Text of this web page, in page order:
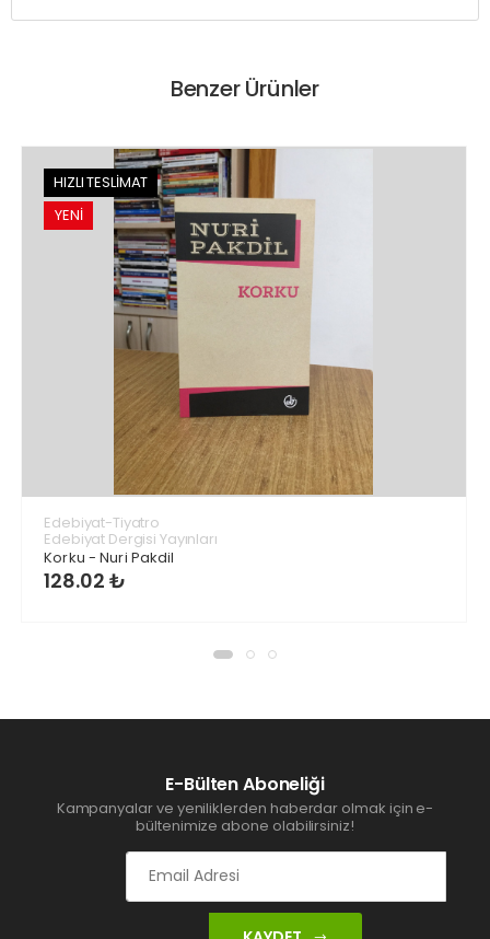
Benzer Ürünler
HIZLI TESLİMAT
YENİ
Edebiyat-Tiyatro
Edebiyat Dergisi Yayınları
Korku - Nuri Pakdil
128.02 ₺
E-Bülten Aboneliği
Kampanyalar ve yeniliklerden haberdar olmak için e-
bültenimize abone olabilirsiniz!